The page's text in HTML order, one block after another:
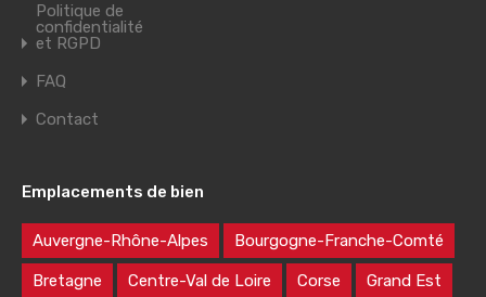
Politique de
confidentialité
et RGPD
FAQ
Contact
Emplacements de bien
Auvergne-Rhône-Alpes Bourgogne-Franche-Comté
Bretagne Centre-Val de Loire Corse Grand Est